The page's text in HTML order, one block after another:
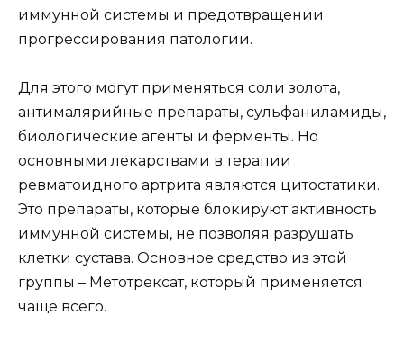
иммунной системы и предотвращении
прогрессирования патологии.
Для этого могут применяться соли золота,
антималярийные препараты, сульфаниламиды,
биологические агенты и ферменты. Но
основными лекарствами в терапии
ревматоидного артрита являются цитостатики.
Это препараты, которые блокируют активность
иммунной системы, не позволяя разрушать
клетки сустава. Основное средство из этой
группы – Метотрексат, который применяется
чаще всего.